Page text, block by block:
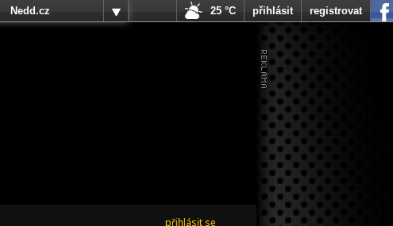
přihlásit se
Nedd.cz
25 °C přihlásit registrovat